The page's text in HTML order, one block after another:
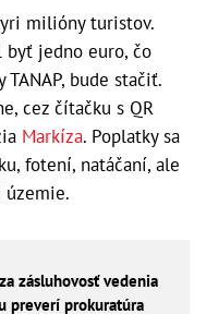
milióny turistov.
byť jedno euro, čo
bude stačiť.
cez čítačku s QR
Markíza. Poplatky sa
fotení, natáčaní, ale
územie.
zásluhovosť vedenia
preverí prokuratúra